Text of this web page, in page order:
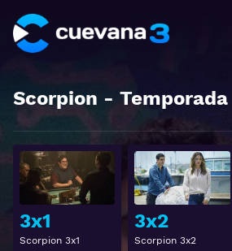
Scorpion - Temporada
3x1
Scorpion 3x1
Ver
3x2
Scorpion 3x2